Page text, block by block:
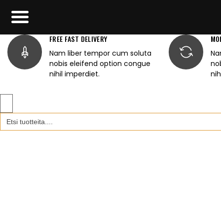
FREE FAST DELIVERY
Nam liber tempor cum soluta
nobis eleifend option congue
nihil imperdiet.
Search
for: